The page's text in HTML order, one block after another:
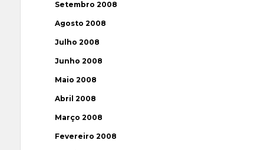
Setembro 2008
Agosto 2008
Julho 2008
Junho 2008
Maio 2008
Abril 2008
Março 2008
Fevereiro 2008